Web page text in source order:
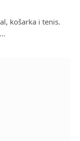
košarka i tenis.